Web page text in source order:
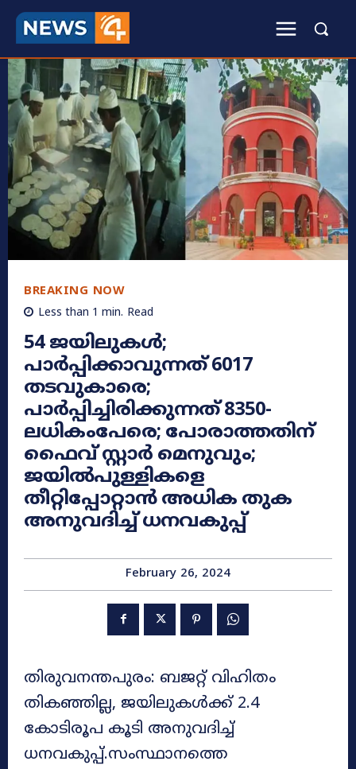
BREAKING NOW
Less than 1 min. Read
54 ജയിലുകൾ;
പാർപ്പിക്കാവുന്നത് 6017
തടവുകാരെ;
പാർപ്പിച്ചിരിക്കുന്നത് 8350-
ലധികംപേരെ; പോരാത്തതിന്
ഫൈവ് സ്റ്റാർ മെനുവും;
ജയിൽപുള്ളികളെ
തീറ്റിപ്പോറ്റാൻ അധിക തുക
അനുവദിച്ച് ധനവകുപ്പ്
February 26, 2024
തിരുവനന്തപുരം: ബജറ്റ് വിഹിതം
തികഞ്ഞില്ല, ജയിലുകൾക്ക് 2.4
കോടിരൂപ കൂടി അനുവദിച്ച്
ധനവകുപ്പ്.സംസ്ഥാനത്തെ